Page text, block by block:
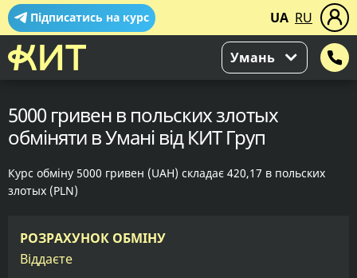
Підписатись на курс UA RU
Умань
5000 гривен в польских злотых
обміняти в Умані від КИТ Груп
Курс обміну 5000 гривен (UAH) складає 420,17 в польских
злотых (PLN)
РОЗРАХУНОК ОБМІНУ
Віддаєте